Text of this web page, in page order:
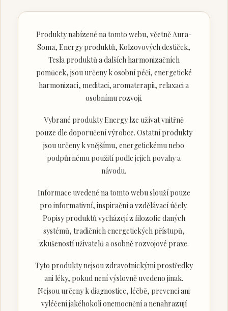
Produkty nabízené na tomto webu, včetně Aura-
Soma, Energy produktů, Kolzovových destiček,
Tesla produktů a dalších harmonizačních
pomůcek, jsou určeny k osobní péči, energetické
harmonizaci, meditaci, aromaterapii, relaxaci a
osobnímu rozvoji.
Vybrané produkty Energy lze užívat vnitřně
pouze dle doporučení výrobce. Ostatní produkty
jsou určeny k vnějšímu, energetickému nebo
podpůrnému použití podle jejich povahy a
návodu.
Informace uvedené na tomto webu slouží pouze
pro informativní, inspirační a vzdělávací účely.
Popisy produktů vycházejí z filozofie daných
systémů, tradičních energetických přístupů,
zkušeností uživatelů a osobně rozvojové praxe.
Tyto produkty nejsou zdravotnickými prostředky
ani léky, pokud není výslovně uvedeno jinak.
Nejsou určeny k diagnostice, léčbě, prevenci ani
vyléčení jakéhokoli onemocnění a nenahrazují